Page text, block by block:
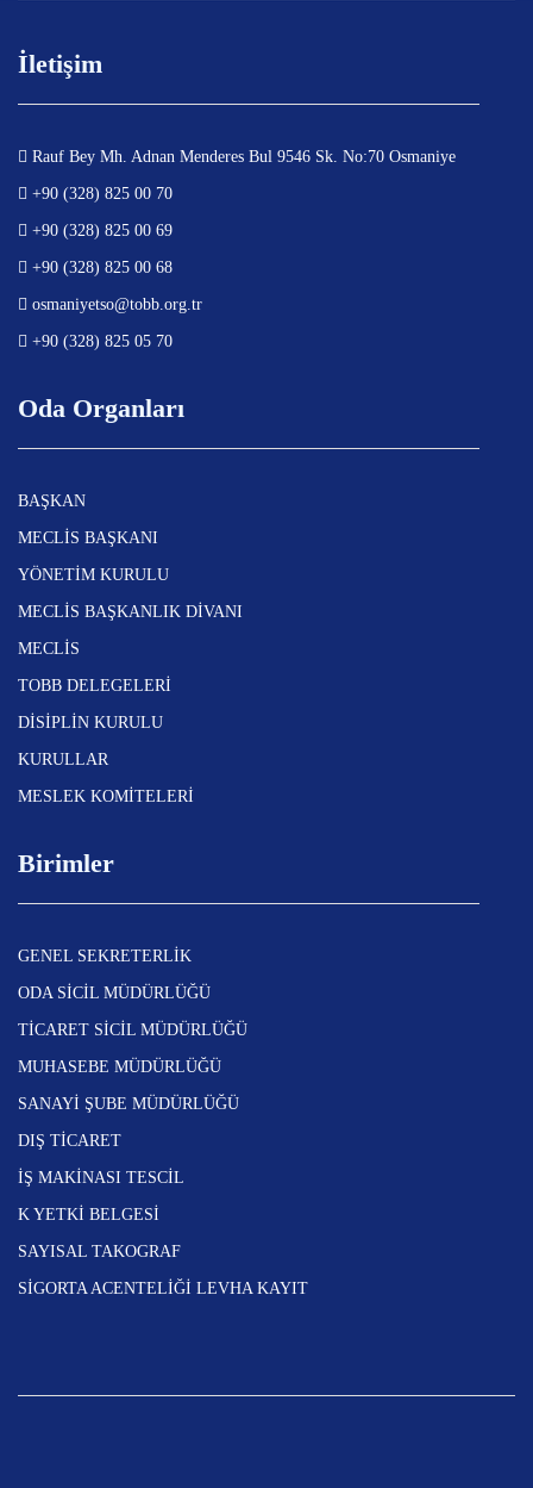
İletişim
Rauf Bey Mh. Adnan Menderes Bul 9546 Sk. No:70 Osmaniye
+90 (328) 825 00 70
+90 (328) 825 00 69
+90 (328) 825 00 68
osmaniyetso@tobb.org.tr
+90 (328) 825 05 70
Oda Organları
BAŞKAN
MECLİS BAŞKANI
YÖNETİM KURULU
MECLİS BAŞKANLIK DİVANI
MECLİS
TOBB DELEGELERİ
DİSİPLİN KURULU
KURULLAR
MESLEK KOMİTELERİ
Birimler
GENEL SEKRETERLİK
ODA SİCİL MÜDÜRLÜĞÜ
TİCARET SİCİL MÜDÜRLÜĞÜ
MUHASEBE MÜDÜRLÜĞÜ
SANAYİ ŞUBE MÜDÜRLÜĞÜ
DIŞ TİCARET
İŞ MAKİNASI TESCİL
K YETKİ BELGESİ
SAYISAL TAKOGRAF
SİGORTA ACENTELİĞİ LEVHA KAYIT